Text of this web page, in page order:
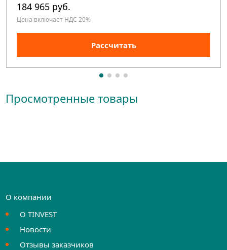
184 965 руб.
Цена включает НДС 20%
Рассчитать
Просмотренные товары
О компании
О TINVEST
Новости
Отзывы заказчиков